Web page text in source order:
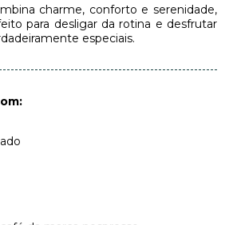
charme, conforto e serenidade,
para desligar da rotina e desfrutar
especiais.